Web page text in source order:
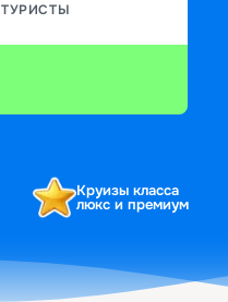
ТУРИСТЫ
Круизы класса
люкс и премиум